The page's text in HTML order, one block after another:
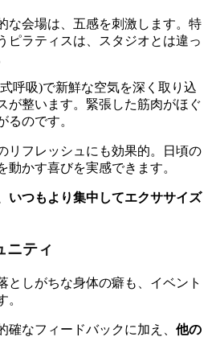
な会場は、五感を刺激します。特
ピラティスは、スタジオとは違っ
呼吸)で新鮮な空気を深く取り込
が整います。緊張した筋肉がほぐ
るのです。
リフレッシュにも効果的。日頃の
かす喜びを実感できます。
いつもより集中してエクササイズ
ニティ
としがちな身体の癖も、イベント
。
確なフィードバックに加え、 他の